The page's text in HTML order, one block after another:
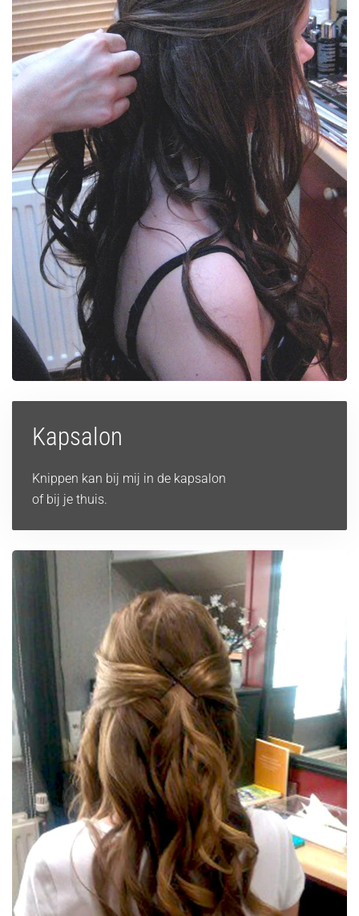
Kapsalon
Knippen kan bij mij in de kapsalon
of bij je thuis.